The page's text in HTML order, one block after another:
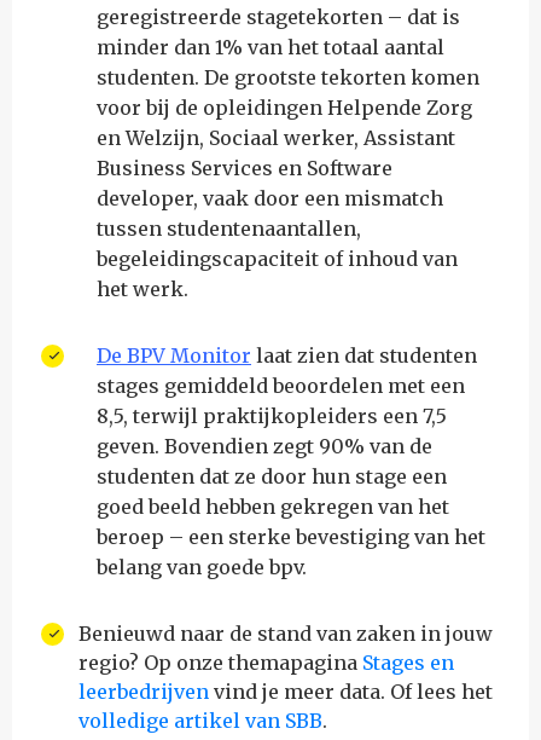
geregistreerde stagetekorten – dat is
minder dan 1% van het totaal aantal
studenten. De grootste tekorten komen
voor bij de opleidingen Helpende Zorg
en Welzijn, Sociaal werker, Assistant
Business Services en Software
developer, vaak door een mismatch
tussen studentenaantallen,
begeleidingscapaciteit of inhoud van
het werk.
De BPV Monitor laat zien dat studenten
stages gemiddeld beoordelen met een
8,5, terwijl praktijkopleiders een 7,5
geven. Bovendien zegt 90% van de
studenten dat ze door hun stage een
goed beeld hebben gekregen van het
beroep – een sterke bevestiging van het
belang van goede bpv.
Benieuwd naar de stand van zaken in jouw
regio? Op onze themapagina Stages en
leerbedrijven vind je meer data. Of lees het
volledige artikel van SBB.